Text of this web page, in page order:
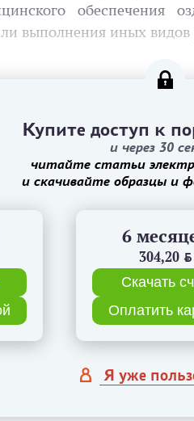
обеспечения
выполнения иных видов
Купите доступ к
и через 30
читайте статьи
и скачивайте образцы и
6
304,20 BYN
Скачать
Оплатить
Я уже